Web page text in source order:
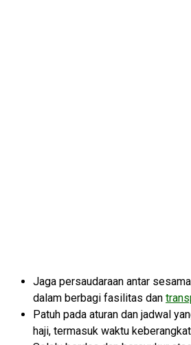
Jaga persaudaraan antar
dalam berbagi fasilitas dan
Patuh pada aturan dan jadwal
haji, termasuk waktu